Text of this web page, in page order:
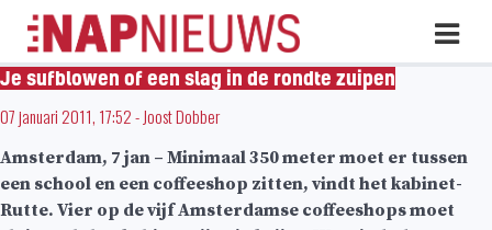
Skip
naar
inhoud
Je sufblowen of een slag in de rondte zuipen
07 januari 2011, 17:52-Joost Dobber
Amsterdam, 7 jan – Minimaal 350 meter moet er tussen
een school en een coffeeshop zitten, vindt het kabinet-
Rutte. Vier op de vijf Amsterdamse coffeeshops moet